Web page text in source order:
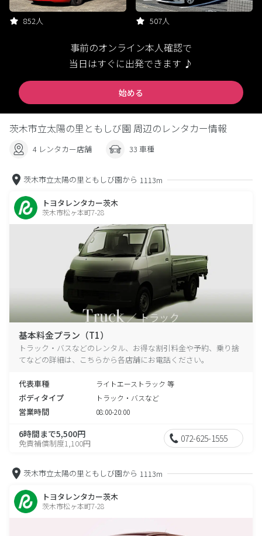
852人 507人
事前のオンライン本人確認で
当日はすぐに出発できます ♪
始める
茨木市立太陽の里ともしび園 周辺のレンタカー情報
4 レンタカー店舗 33 車種
茨木市立太陽の里ともしび園から 1113m
トヨタレンタカー茨木
茨木市松ヶ本町7-28
基本料金プラン（T1）
トラック・バスなどのレンタル、お得な割引料金や予約、乗り捨
てなどの詳細は、こちらから各店舗にお電話ください。
代表車種 ライトエーストラック 等
ボディタイプ トラック・バスなど
営業時間 08:00-20:00
6時間まで5,500円
免責補償制度1,100円 072-625-1555
茨木市立太陽の里ともしび園から 1113m
トヨタレンタカー茨木
茨木市松ヶ本町7-28